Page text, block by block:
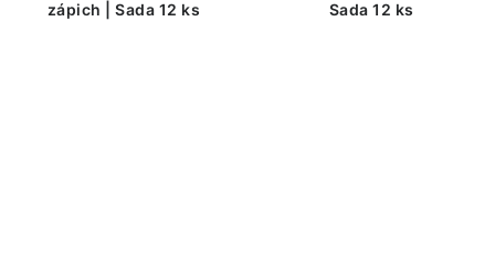
zápich | Sada 12 ks Sada 12 ks